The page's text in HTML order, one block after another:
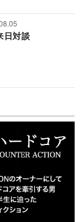
日対談